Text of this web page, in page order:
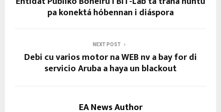
pa konektá hóbennan i diáspora
NEXT POST
Debi cu varios motor na WEB nv a bay for di
servicio Aruba a haya un blackout
EA News Author